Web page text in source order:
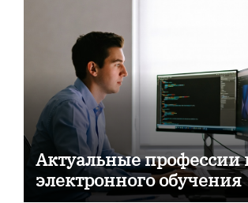
Актуальные профессии
электронного обучения